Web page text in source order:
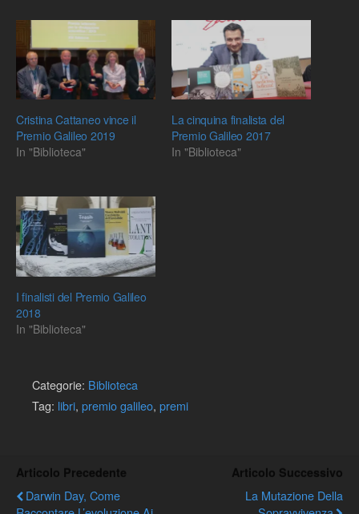
Cristina Cattaneo vince il
Premio Galileo 2019
In "Biblioteca"
La cinquina finalista del
Premio Galileo 2017
In "Biblioteca"
I finalisti del Premio Galileo
2018
In "Biblioteca"
Categorie: Biblioteca
Tag: libri, premio galileo, premi
Articolo Precedente
Darwin Day, Come
Articolo Successivo
La Mutazione Della